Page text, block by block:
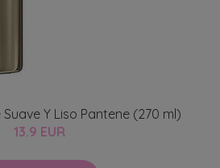
Y Liso Pantene (270 ml)
13.9 EUR